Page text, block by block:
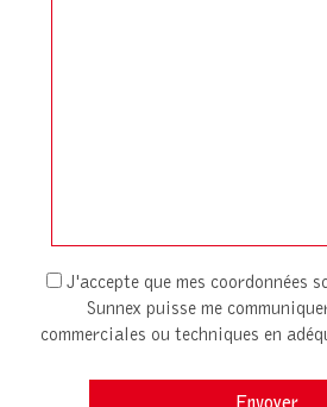
J'accepte que mes coordonnées
Sunnex puisse me
commerciales ou techniques en